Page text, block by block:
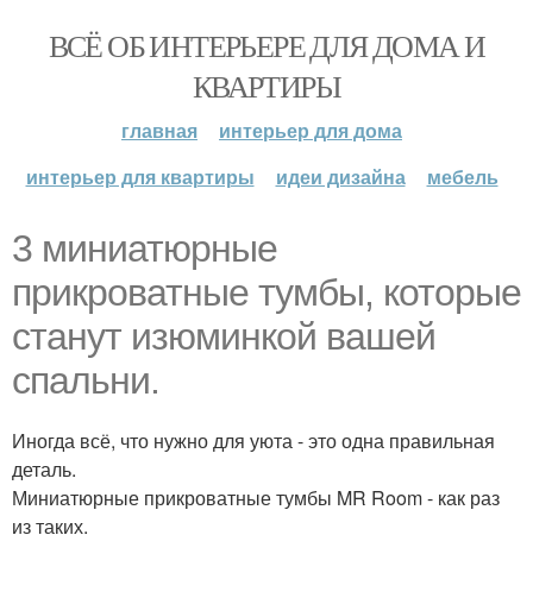
ВСЁ ОБ ИНТЕРЬЕРЕ ДЛЯ ДОМА И
КВАРТИРЫ
главная
интерьер для дома
интерьер для квартиры
идеи дизайна мебель
3 миниатюрные
прикроватные тумбы, которые
станут изюминкой вашей
спальни.
Иногда всё, что нужно для уюта - это одна правильная
деталь.
Миниатюрные прикроватные тумбы MR Room - как раз
из таких.